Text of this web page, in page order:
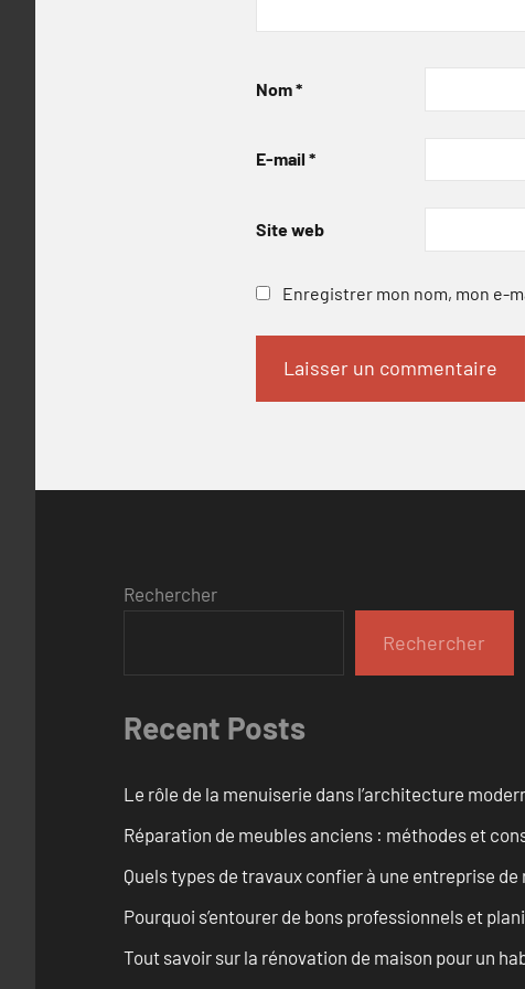
Nom*
E-mail *
Site web
Enregistrer mon nom, mon e-
Rechercher
Rechercher
Recent Posts
Le rôle de la menuiserie dans l’architecture
Réparation de meubles anciens : méthodes et
Quels types de travaux confier à une entreprise de
Pourquoi s’entourer de bons professionnels et
Tout savoir sur la rénovation de maison pour un